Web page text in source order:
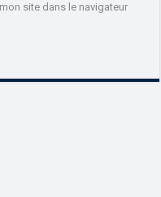
site dans le navigateur